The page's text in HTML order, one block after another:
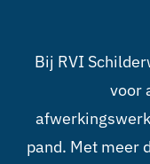
Bij RVI
voor
pand. Met meer